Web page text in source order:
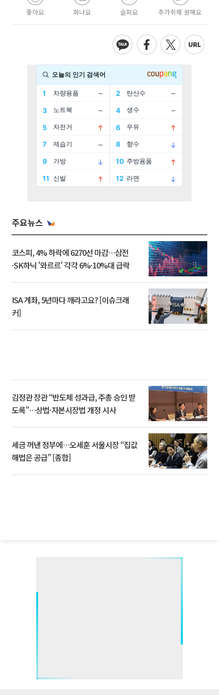
좋아요 화나요 슬퍼요 추가취재 원해요
주요뉴스
코스피, 4% 하락에 6270선 마감…삼전
·SK하닉 '와르르' 각각 6%·10%대 급락
ISA 계좌, 5년마다 깨라고요? [이슈크래
커]
김정관 장관 “반도체 성과급, 주총 승인 받
도록”…상법·자본시장법 개정 시사
세금 꺼낸 정부에…오세훈 서울시장 “집값
해법은 공급” [종합]